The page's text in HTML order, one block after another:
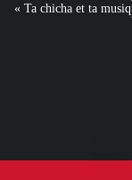
veut pas » : la mairie